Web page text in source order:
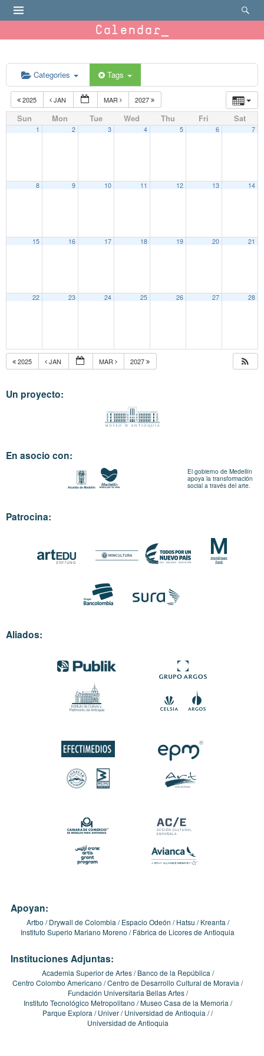
Calendar
Categories Tags
2025 JAN MAR 2027
Sun Mon Tue Wed Thu Fri Sat
1 2 3 4 5 6 7
8 9 10 11 12 13 14
15 16 17 18 19 20 21
22 23 24 25 26 27 28
2025 JAN MAR 2027
Un proyecto:
En asocio con:
El gobierno de Medellín
apoya la transformación
social a través del arte.
Patrocina:
Aliados:
Apoyan:
Artbo Drywall de Colombia Espacio Odeón Hatsu
Kreanta
Instituto Superio Mariano Moreno
Fábrica de Licores de Antioquia
Instituciones Adjuntas:
Academia Superior de Artes
Banco de la República
Centro Colombo Americano Centro de Desarrollo Cultural de Moravia
Fundación Universitaria Bellas Artes
Instituto Tecnológico Metropolitano Museo Casa de la Memoria
Parque Explora
Univer Universidad de Antioquia
Universidad de Antioquia